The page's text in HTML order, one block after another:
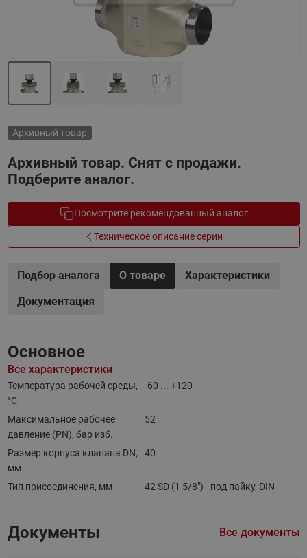
Архивный товар
Архивный товар. Снят с продажи.
Подберите аналог.
Посмотрите рекомендованный аналог
Техническое описание серии
Подбор аналога О товаре
Характеристики
Документация
Основное
Все характеристики
Температура рабочей среды,
°С
-60 ... +120
Максимальное рабочее
давление (PN), бар изб.
52
Размер корпуса клапана DN,
мм
40
Тип присоединения, мм 42 SD (1 5/8") - под пайку, DIN
Документы Все документы